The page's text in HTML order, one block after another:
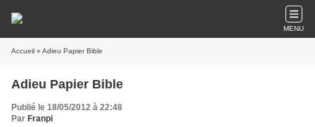
MENU
Accueil » Adieu Papier Bible
Adieu Papier Bible
Publié le 18/05/2012 à 22:48
Par Franpi